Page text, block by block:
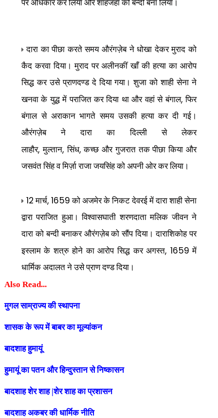
पर अधिकार कर लिया और शाहजहां को बन्दी बना लिया।
दारा का पीछा करते समय औरंगज़ेब ने धोखा देकर मुराद को
कैद करवा दिया। मुराद पर अलीनकीं खाँ की हत्या का आरोप
सिद्ध कर उसे प्राणदण्ड दे दिया गया। शुजा को शाही सेना ने
खनवा के युद्ध में पराजित कर दिया था और वहां से बंगाल,फिर
बंगाल से अराकान भागते समय उसकी हत्या कर दी गई।
औरंगज़ेब ने दारा का दिल्ली से लेकर
लाहौर,मुल्तान,सिंध,कच्छ और गुजरात तक पीछा किया और
जसवंत सिंह व मिर्ज़ा राजा जयसिंह को अपनी ओर कर लिया।
12 मार्च, 1659 को अजमेर के निकट देवरई में दारा शाही सेना
द्वारा पराजित हुआ। विश्वासघाती शरणदाता मलिक जीवन ने
दारा को बन्दी बनाकर औरंगज़ेब को सौंप दिया। दाराशिकोह पर
इस्लाम के शत्रु होने का आरोप सिद्ध कर अगस्त, 1659 में
धार्मिक अदालत ने उसे प्राण दण्ड दिया।
Also Read...
मुगल साम्राज्य की स्थापना
शासक के रूप में बाबर का मूल्यांकन
बादशाह हुमायूं
हुमायूं का पतन और हिन्दुस्तान से निष्कासन
बादशाह शेर शाह |शेर शाह का प्रशासन
बादशाह अकबर की धार्मिक नीति